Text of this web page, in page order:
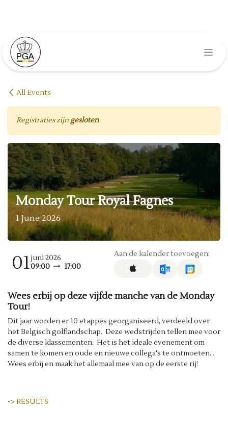
All Events
Registraties zijngesloten
Monday Tour Royal Fagnes
1 June 2026
01juni 2026
09:00
17:00
Aan de kalender toevoegen:
Wees erbij op deze vijfde manche van de Monday
Tour!
Dit jaar worden er 10 etappes georganiseerd, verdeeld over
het Belgisch golflandschap. Deze wedstrijden tellen mee voor
de diverse klassementen. Het is het ideale evenement om
samen te komen en oude en nieuwe collega's te ontmoeten...
Wees erbij en maak het allemaal mee van op de eerste rij!
-> RESULTS